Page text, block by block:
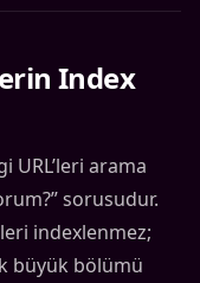
Index
URL’leri arama
sorusudur.
indexlenmez;
büyük bölümü